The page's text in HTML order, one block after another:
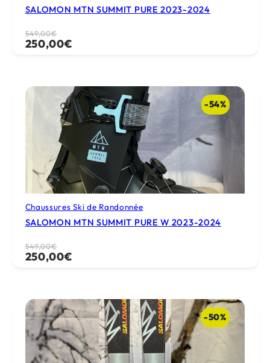
SALOMON MTN SUMMIT PURE 2023-2024
549,00€
Le
prix
549,00€.
250,00€
Le
prix
250,00€.
-54%
Chaussures Ski de Randonnée
SALOMON MTN SUMMIT PURE W 2023-2024
549,00€
Le
prix
549,00€.
250,00€
Le
prix
250,00€.
-50%